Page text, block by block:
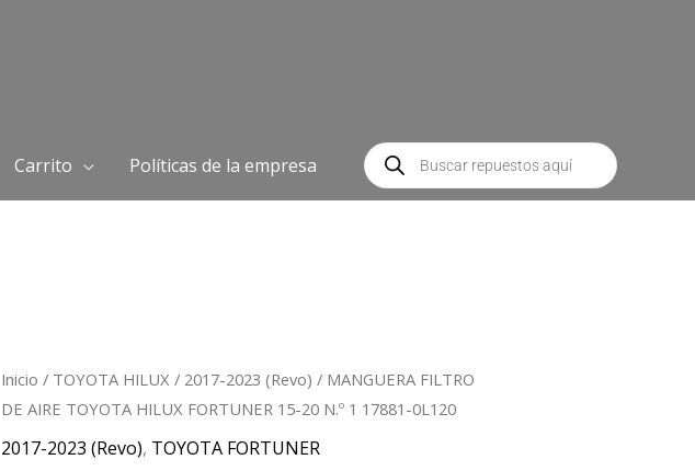
Carrito Políticas de la empresa
Búsqueda
de
productos
Inicio / TOYOTA HILUX / 2017-2023 (Revo) / MANGUERA FILTRO
DE AIRE TOYOTA HILUX FORTUNER 15-20 N.º 1 17881-0L120
2017-2023 (Revo), TOYOTA FORTUNER
MANGUERA
FILTRO
DE